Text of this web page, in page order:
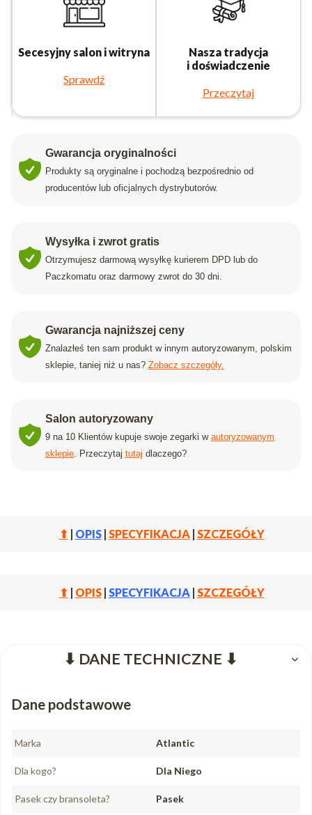
Secesyjny salon i witryna
Sprawdź
Nasza tradycja
i doświadczenie
Przeczytaj
Gwarancja oryginalności
Produkty są oryginalne i pochodzą bezpośrednio od
producentów lub oficjalnych dystrybutorów.
Wysyłka i zwrot gratis
Otrzymujesz darmową wysyłkę kurierem DPD lub do
Paczkomatu oraz darmowy zwrot do 30 dni.
Gwarancja najniższej ceny
Znalazłeś ten sam produkt w innym autoryzowanym, polskim
sklepie, taniej niż u nas? Zobacz szczegóły.
Salon autoryzowany
9 na 10 Klientów kupuje swoje zegarki w autoryzowanym
sklepie. Przeczytaj tutaj dlaczego?
⬆ OPIS| SPECYFIKACJA| SZCZEGÓŁY
⬆ OPIS| SPECYFIKACJA| SZCZEGÓŁY
⬇ DANE TECHNICZNE ⬇
Dane podstawowe
Marka Atlantic
Dla kogo? Dla Niego
Pasek czy bransoleta? Pasek